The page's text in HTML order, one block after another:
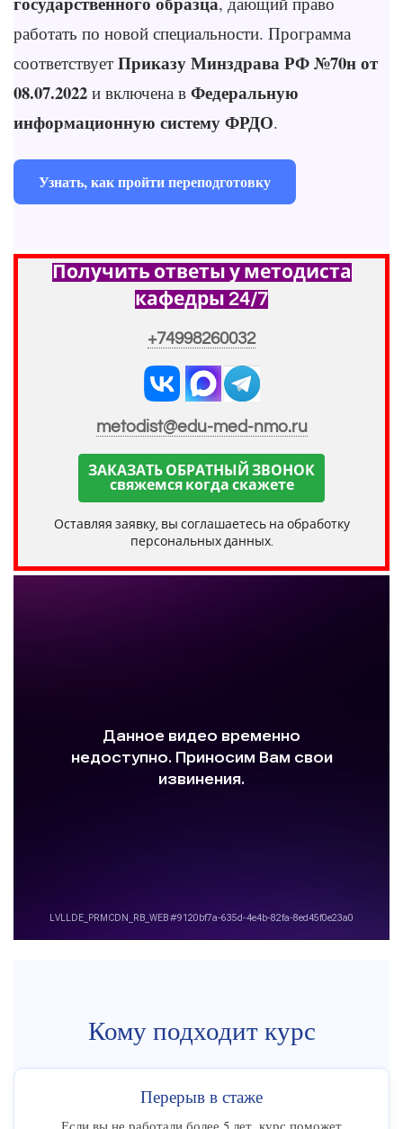
работать по новой специальности. Программа
соответствует Приказу Минздрава РФ №70н от
08.07.2022 и включена в Федеральную
информационную систему ФРДО.
Узнать, как пройти переподготовку
Получить ответы у методиста
кафедры 24/7
+74998260032
metodist@edu-med-nmo.ru
ЗАКАЗАТЬ ОБРАТНЫЙ ЗВОНОК
свяжемся когда скажете
Оставляя заявку, вы соглашаетесь на обработку
персональных данных.
Кому подходит курс
Перерыв в стаже
Если вы не работали более 5 лет, курс поможет